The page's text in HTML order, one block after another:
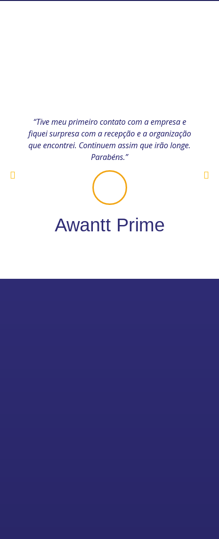
“Tive meu primeiro contato com a empresa e
fiquei surpresa com a recepção e a organização
que encontrei. Continuem assim que irão longe.
Parabéns.”
Awantt Prime